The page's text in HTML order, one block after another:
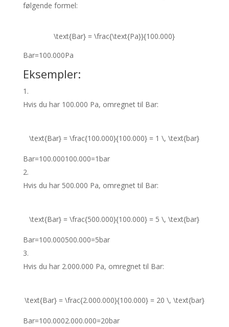
følgende formel:
\text{Bar} = \frac{\text{Pa}}{100.000}
Bar=100.000Pa
Eksempler:
Hvis du har 100.000 Pa, omregnet til Bar:
\text{Bar} = \frac{100.000}{100.000} = 1 \, \text{bar}
Bar=100.000100.000=1bar
Hvis du har 500.000 Pa, omregnet til Bar:
\text{Bar} = \frac{500.000}{100.000} = 5 \, \text{bar}
Bar=100.000500.000=5bar
Hvis du har 2.000.000 Pa, omregnet til Bar:
\text{Bar} = \frac{2.000.000}{100.000} = 20 \, \text{bar}
Bar=100.0002.000.000=20bar